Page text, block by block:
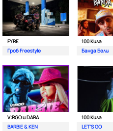
FYRE
Гроб Freestyle
100 Кила
Банда Бели
V:RGO и DARA
BARBIE & KEN
100 Кила
LET'S GO